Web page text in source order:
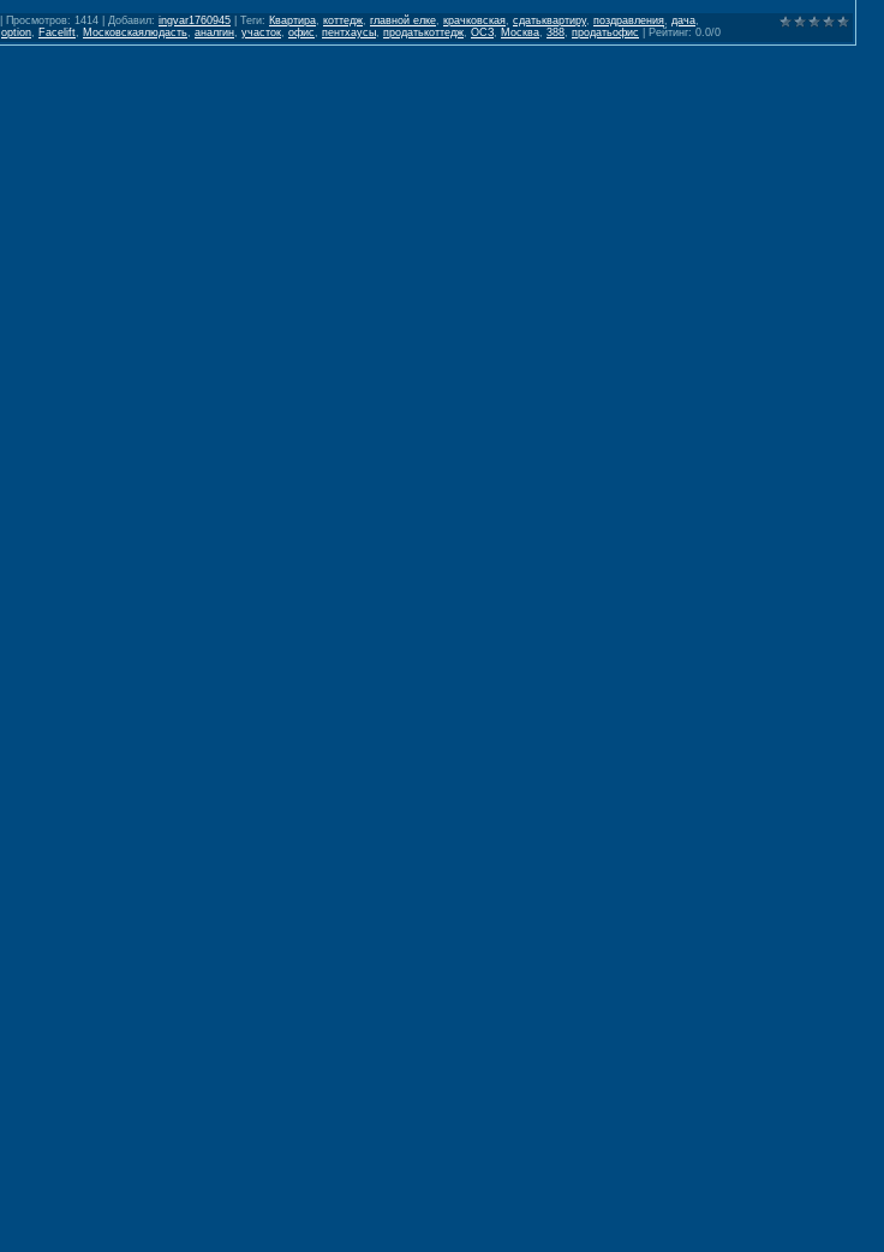
Просмотров: 1414 Добавил: ingvar1760945 Теги: Квартира коттедж главной елке крачковская сдатьквартиру, поздрaвлeния дача
option Facelift Московскаялюдасть аналгин участок офис пентхаусы продатькоттедж ОСЗ Москва 388 продатьофис Рейтинг: 0.0/0